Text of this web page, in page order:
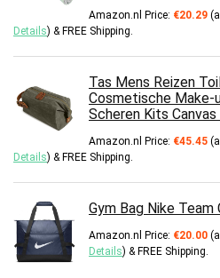
Amazon.nl Price: €20.29
Details) & FREE Shipping.
Tas Mens Reizen
Cosmetische Make-
Scheren Kits Canvas
Amazon.nl Price: €45.45
Details) & FREE Shipping.
Gym Bag Nike Team
Amazon.nl Price: €20.00
Details) & FREE Shipping.